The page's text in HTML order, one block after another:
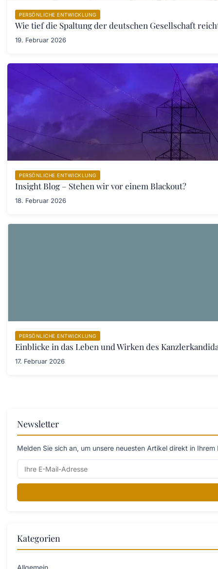
PERSÖNLICHE ENTWICKLUNG
Wie tief die Spaltung der deutschen Gesellschaft
19. Februar 2026
PERSÖNLICHE ENTWICKLUNG
Insight Blog – Stehen wir vor einem Blackout?
18. Februar 2026
PERSÖNLICHE ENTWICKLUNG
Einblicke in das Leben und Wirken des
17. Februar 2026
Newsletter
Melden Sie sich an, um unsere neuesten Artikel direkt in
Kategorien
Allgemein